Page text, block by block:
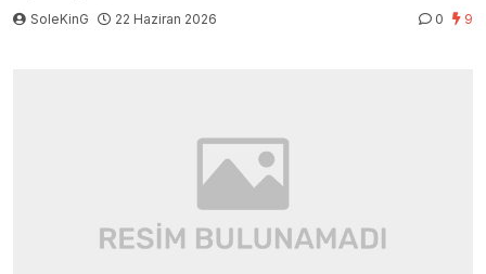
SoleKinG 22 Haziran 2026 0 9